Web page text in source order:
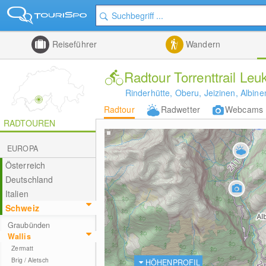
Reiseführer Wandern
Radtour Torrenttrail
Rinderhütte, Oberu, Jeizinen,
Radtour
Radwetter Webcams
RADTOUREN
EUROPA
Österreich
Deutschland
Italien
Schweiz
Graubünden
Wallis
Zermatt
Brig / Aletsch
HÖHENPROFIL